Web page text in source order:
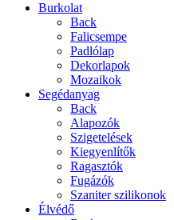
Burkolat
Back
Falicsempe
Padlólap
Dekorlapok
Mozaikok
Segédanyag
Back
Alapozók
Szigetelések
Kiegyenlítők
Ragasztók
Fugázók
Szaniter szilikonok
Élvédő